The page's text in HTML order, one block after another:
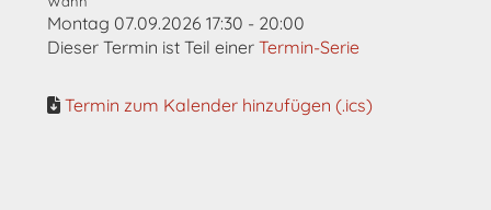
Montag 07.09.2026 17:30 - 20:00
Dieser Termin ist Teil einer Termin-Serie
Termin zum Kalender hinzufügen (.ics)